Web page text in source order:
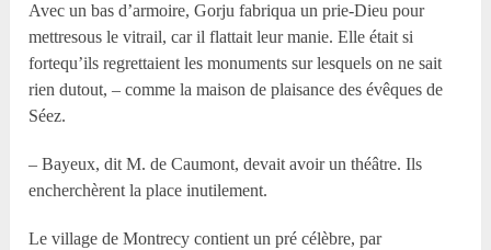
Avec un bas d’armoire, Gorju fabriqua un prie-Dieu pour
mettresous le vitrail, car il flattait leur manie. Elle était si
fortequ’ils regrettaient les monuments sur lesquels on ne sait
rien dutout, – comme la maison de plaisance des évêques de
Séez.
– Bayeux, dit M. de Caumont, devait avoir un théâtre. Ils
encherchèrent la place inutilement.
Le village de Montrecy contient un pré célèbre, par